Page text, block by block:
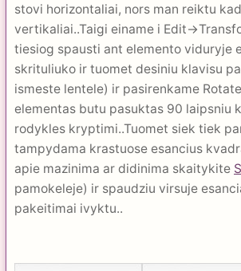
stovi horizontaliai, nors man reiktu
vertikaliai..Taigi einame i Edit-
tiesiog spausti ant elemento viduryje
skrituliuko ir tuomet desiniu klavisu
ismeste lentele) ir pasirenkame
elementas butu pasuktas 90 laipsniu
rodykles kryptimi..Tuomet siek tiek
tampydama krastuose esancius
apie mazinima ar didinima skaitykite
pamokeleje) ir spaudziu virsuje
pakeitimai ivyktu..